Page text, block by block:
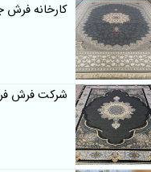
کارخانه فرش
شرکت فرش